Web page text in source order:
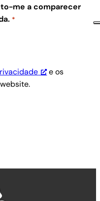
me a comparecer
*
e os